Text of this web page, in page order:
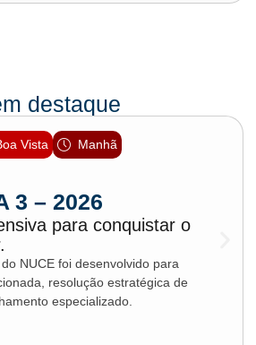
destaque
Vista Manhã
3 – 2026
para conquistar o
NUCE foi desenvolvido para
resolução estratégica de
especializado.